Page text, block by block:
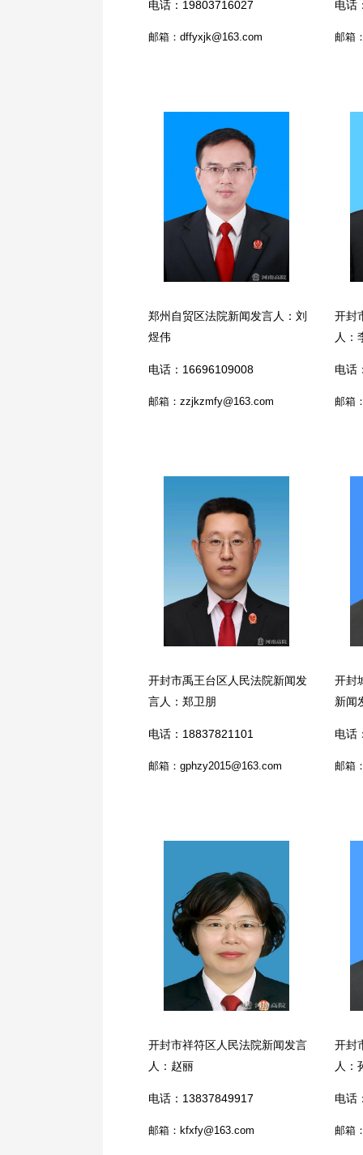
电话：19803716027
邮箱：dffyxjk@163.com
电话
邮箱
郑州自贸区法院新闻发言人：刘
煜伟
电话：16696109008
邮箱：zzjkzmfy@163.com
开封
人：
电话
邮箱
开封市禹王台区人民法院新闻发
言人：郑卫朋
电话：18837821101
邮箱：gphzy2015@163.com
开封
新闻
电话
邮箱
开封市祥符区人民法院新闻发言
人：赵丽
电话：13837849917
邮箱：kfxfy@163.com
开封
人：
电话
邮箱